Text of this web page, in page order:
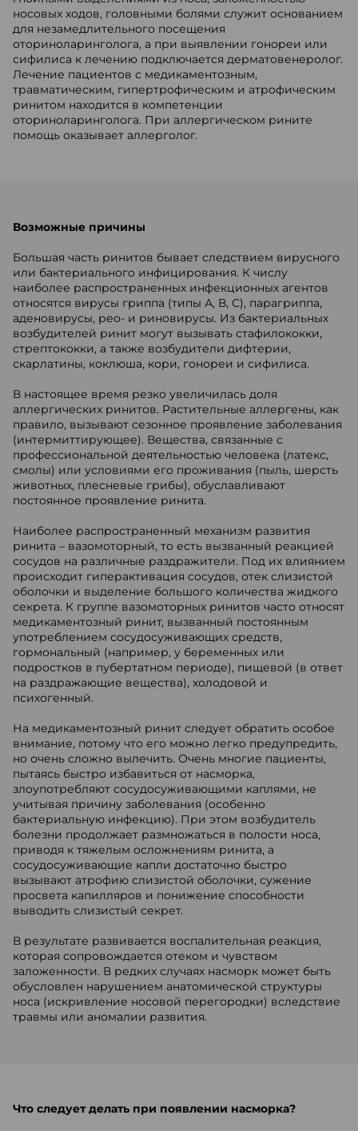
носовых ходов, головными болями служит основанием
для незамедлительного посещения
оториноларинголога, а при выявлении гонореи или
сифилиса к лечению подключается дерматовенеролог.
Лечение пациентов с медикаментозным,
травматическим, гипертрофическим и атрофическим
ринитом находится в компетенции
оториноларинголога. При аллергическом рините
помощь оказывает аллерголог.
Возможные причины
Большая часть ринитов бывает следствием вирусного
или бактериального инфицирования. К числу
наиболее распространенных инфекционных агентов
относятся вирусы гриппа (типы А, В, С), парагриппа,
аденовирусы, рео- и риновирусы. Из бактериальных
возбудителей ринит могут вызывать стафилококки,
стрептококки, а также возбудители дифтерии,
скарлатины, коклюша, кори, гонореи и сифилиса.
В настоящее время резко увеличилась доля
аллергических ринитов. Растительные аллергены, как
правило, вызывают сезонное проявление заболевания
(интермиттирующее). Вещества, связанные с
профессиональной деятельностью человека (латекс,
смолы) или условиями его проживания (пыль, шерсть
животных, плесневые грибы), обуславливают
постоянное проявление ринита.
Наиболее распространенный механизм развития
ринита – вазомоторный, то есть вызванный реакцией
сосудов на различные раздражители. Под их влиянием
происходит гиперактивация сосудов, отек слизистой
оболочки и выделение большого количества жидкого
секрета. К группе вазомоторных ринитов часто относят
медикаментозный ринит, вызванный постоянным
употреблением сосудосуживающих средств,
гормональный (например, у беременных или
подростков в пубертатном периоде), пищевой (в ответ
на раздражающие вещества), холодовой и
психогенный.
На медикаментозный ринит следует обратить особое
внимание, потому что его можно легко предупредить,
но очень сложно вылечить. Очень многие пациенты,
пытаясь быстро избавиться от насморка,
злоупотребляют сосудосуживающими каплями, не
учитывая причину заболевания (особенно
бактериальную инфекцию). При этом возбудитель
болезни продолжает размножаться в полости носа,
приводя к тяжелым осложнениям ринита, а
сосудосуживающие капли достаточно быстро
вызывают атрофию слизистой оболочки, сужение
просвета капилляров и понижение способности
выводить слизистый секрет.
В результате развивается воспалительная реакция,
которая сопровождается отеком и чувством
заложенности. В редких случаях насморк может быть
обусловлен нарушением анатомической структуры
носа (искривление носовой перегородки) вследствие
травмы или аномалии развития.
Что следует делать при появлении насморка?